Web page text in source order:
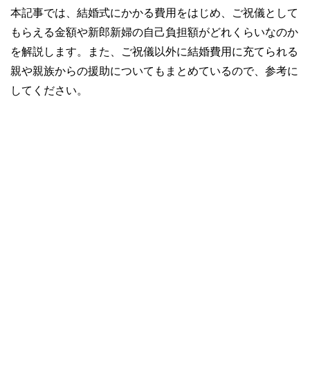
本記事では、結婚式にかかる費用をはじめ、ご祝儀として
もらえる金額や新郎新婦の自己負担額がどれくらいなのか
を解説します。また、ご祝儀以外に結婚費用に充てられる
親や親族からの援助についてもまとめているので、参考に
してください。